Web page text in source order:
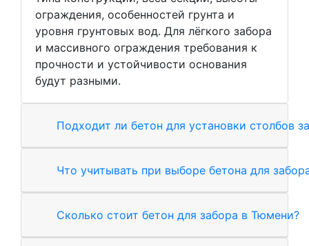
ограждения, особенностей грунта и
уровня грунтовых вод. Для лёгкого забора
и массивного ограждения требования к
прочности и устойчивости основания
будут разными.
Подходит ли бетон для установки столбов
Что учитывать при выборе бетона для
Сколько стоит бетон для забора в Тюмени?